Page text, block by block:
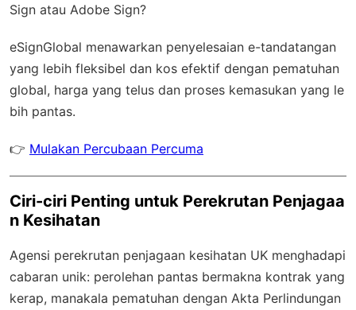
Sign atau Adobe Sign?
eSignGlobal menawarkan penyelesaian e-tandatangan
yang lebih fleksibel dan kos efektif dengan pematuhan
global, harga yang telus dan proses kemasukan yang le
bih pantas.
👉 Mulakan Percubaan Percuma
Ciri-ciri Penting untuk Perekrutan Penjagaa
n Kesihatan
Agensi perekrutan penjagaan kesihatan UK menghadapi
cabaran unik: perolehan pantas bermakna kontrak yang
kerap, manakala pematuhan dengan Akta Perlindungan